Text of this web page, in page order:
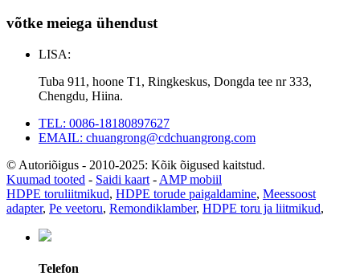
võtke meiega ühendust
LISA:
Tuba 911, hoone T1, Ringkeskus, Dongda tee nr 333,
Chengdu, Hiina.
TEL: 0086-18180897627
EMAIL: chuangrong@cdchuangrong.com
© Autoriõigus - 2010-2025: Kõik õigused kaitstud.
Kuumad tooted - Saidi kaart - AMP mobiil
HDPE toruliitmikud, HDPE torude paigaldamine, Meessoost
adapter, Pe veetoru, Remondiklamber, HDPE toru ja liitmikud,
Telefon